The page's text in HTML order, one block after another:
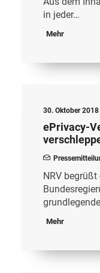
in jeder…
Mehr
30. Oktober 2018
ePrivacy-
NRV
Mehr